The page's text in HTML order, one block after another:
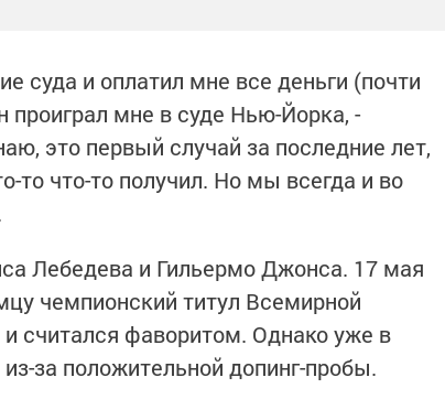
суда и оплатил мне все деньги (почти
проиграл мне в суде Нью-Йорка, -
это первый случай за последние лет,
то что-то получил. Но мы всегда и во
Лебедева и Гильермо Джонса. 17 мая
чемпионский титул Всемирной
считался фаворитом. Однако уже в
за положительной допинг-пробы.